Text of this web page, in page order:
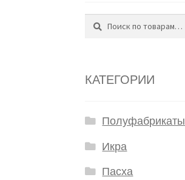
Искать:
Поиск
КАТЕГОРИИ
Полуфабрикаты
Икра
Пасха